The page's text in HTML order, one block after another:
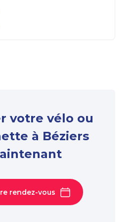
votre vélo ou
à Béziers
rendez-vous